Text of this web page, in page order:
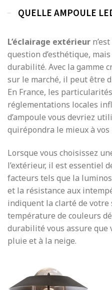
QUELLE AMPOULE
L’éclairage extérieur
question d’esthétique,
durabilité. Avec la gamme
sur le marché, il peut être
En France, les
réglementations locales
d’ampoule vous devriez
quirépondra le mieux à vos
Lorsque vous choisissez
l’extérieur, il est essentiel
facteurs tels que la
et la résistance aux
indiquent la clarté de votre
température de couleurs
durabilité vous assure que
pluie et à la neige.